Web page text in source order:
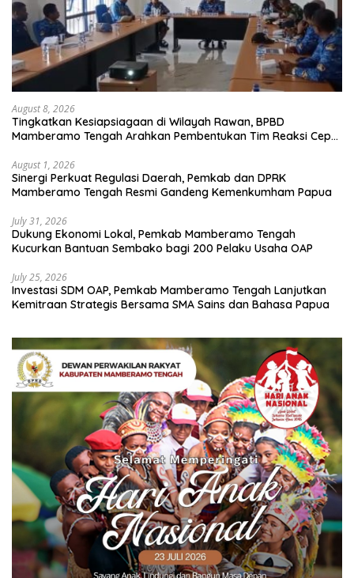
August 8, 2026
Tingkatkan Kesiapsiagaan di Wilayah Rawan, BPBD
Mamberamo Tengah Arahkan Pembentukan Tim Reaksi Cepat
August 1, 2026
Sinergi Perkuat Regulasi Daerah, Pemkab dan DPRK
Mamberamo Tengah Resmi Gandeng Kemenkumham Papua
July 31, 2026
Dukung Ekonomi Lokal, Pemkab Mamberamo Tengah
Kucurkan Bantuan Sembako bagi 200 Pelaku Usaha OAP
July 25, 2026
Investasi SDM OAP, Pemkab Mamberamo Tengah Lanjutkan
Kemitraan Strategis Bersama SMA Sains dan Bahasa Papua